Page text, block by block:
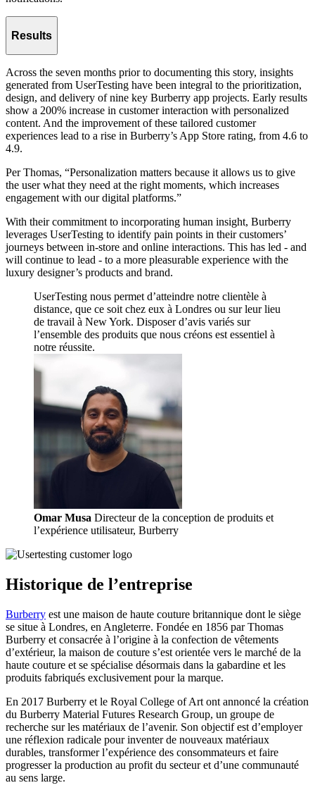
Results
Across the seven months prior to documenting this story, insights
generated from UserTesting have been integral to the prioritization,
design, and delivery of nine key Burberry app projects. Early results
show a 200% increase in customer interaction with personalized
content. And the improvement of these tailored customer
experiences lead to a rise in Burberry’s App Store rating, from 4.6 to
4.9.
Per Thomas, “Personalization matters because it allows us to give
the user what they need at the right moments, which increases
engagement with our digital platforms.”
With their commitment to incorporating human insight, Burberry
leverages UserTesting to identify pain points in their customers’
journeys between in-store and online interactions. This has led - and
will continue to lead - to a more pleasurable experience with the
luxury designer’s products and brand.
UserTesting nous permet d’atteindre notre clientèle à
distance, que ce soit chez eux à Londres ou sur leur lieu
de travail à New York. Disposer d’avis variés sur
l’ensemble des produits que nous créons est essentiel à
notre réussite.
Omar Musa Directeur de la conception de produits et
l’expérience utilisateur, Burberry
Historique de l’entreprise
Burberry est une maison de haute couture britannique dont le siège
se situe à Londres, en Angleterre. Fondée en 1856 par Thomas
Burberry et consacrée à l’origine à la confection de vêtements
d’extérieur, la maison de couture s’est orientée vers le marché de la
haute couture et se spécialise désormais dans la gabardine et les
produits fabriqués exclusivement pour la marque.
En 2017 Burberry et le Royal College of Art ont annoncé la création
du Burberry Material Futures Research Group, un groupe de
recherche sur les matériaux de l’avenir. Son objectif est d’employer
une réflexion radicale pour inventer de nouveaux matériaux
durables, transformer l’expérience des consommateurs et faire
progresser la production au profit du secteur et d’une communauté
au sens large.